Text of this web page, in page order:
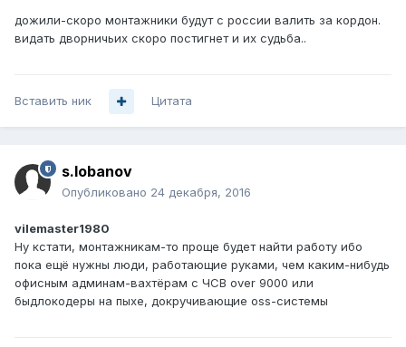
дожили-скоро монтажники будут с россии валить за кордон.
видать дворничьих скоро постигнет и их судьба..
Вставить ник Цитата
s.lobanov
Опубликовано 24 декабря, 2016
vilemaster1980
Ну кстати, монтажникам-то проще будет найти работу ибо
пока ещё нужны люди, работающие руками, чем каким-нибудь
офисным админам-вахтёрам с ЧСВ over 9000 или
быдлокодеры на пыхе, докручивающие oss-системы